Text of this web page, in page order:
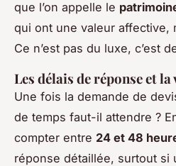
que l’on appelle le
qui ont une valeur affective,
Ce n’est pas du luxe, c’est
Les délais de réponse et
Une fois la demande de
de temps faut-il attendre ?
compter entre 24 et 48
réponse détaillée, surtout si